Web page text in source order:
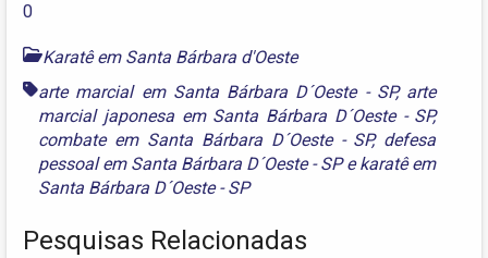
Karatê em Santa Bárbara d'Oeste
arte marcial em Santa Bárbara D´Oeste - SP, arte
marcial japonesa em Santa Bárbara D´Oeste - SP,
combate em Santa Bárbara D´Oeste - SP, defesa
pessoal em Santa Bárbara D´Oeste - SPekaratê em
Santa Bárbara D´Oeste - SP
Pesquisas Relacionadas